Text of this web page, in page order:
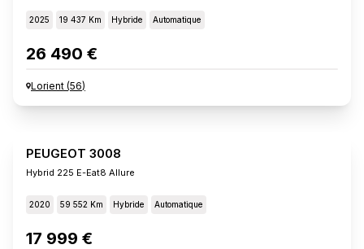
2025 19 437 Km Hybride Automatique
26 490 €
Lorient (56)
PEUGEOT 3008
Hybrid 225 E-Eat8 Allure
2020 59 552 Km Hybride Automatique
17 999 €